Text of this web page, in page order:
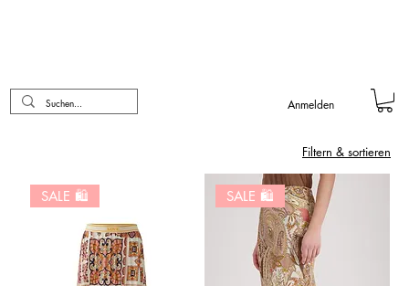
Anmelden
Filtern & sortieren
SALE 🛍️ SALE 🛍️